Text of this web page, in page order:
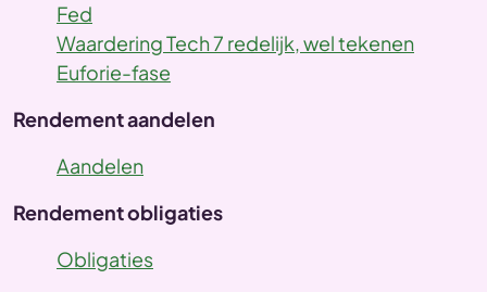
Fed
Waardering Tech 7 redelijk, wel tekenen
Euforie-fase
Rendement aandelen
Aandelen
Rendement obligaties
Obligaties